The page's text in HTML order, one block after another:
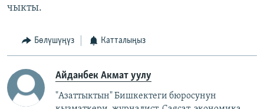
чыкты.
Бөлүшүңүз Катталыңыз
Айданбек Акмат уулу
"Азаттыктын" Бишкектеги бюросунун